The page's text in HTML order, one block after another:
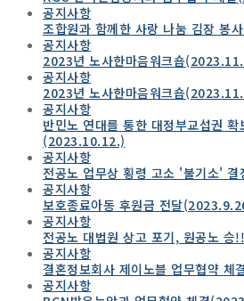
공지사항
조합원과 함께한 사랑 나눔 김장 봉
공지사항
2023년 노사한마음워크숍
공지사항
2023년 노사한마음워크숍
공지사항
반민노 연대를 통한 대정부교섭권
(2023.10.12.)
공지사항
전공노 업무상 횡령 고소 '불기소'
공지사항
보호종료아동 후원금 전달
공지사항
전공노 대법원 상고 포기, 원공노 승!!
공지사항
결혼정보회사 제이노블 업무협약
공지사항